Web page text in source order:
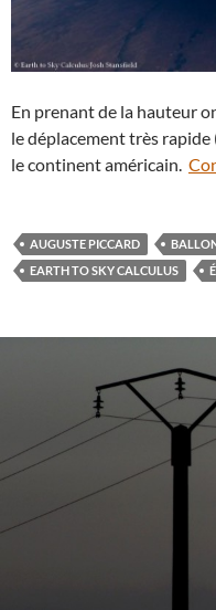
En prenant de la hauteur
le déplacement très
le continent américain.
AUGUSTE PICCARD
EARTH TO SKY CALCULUS